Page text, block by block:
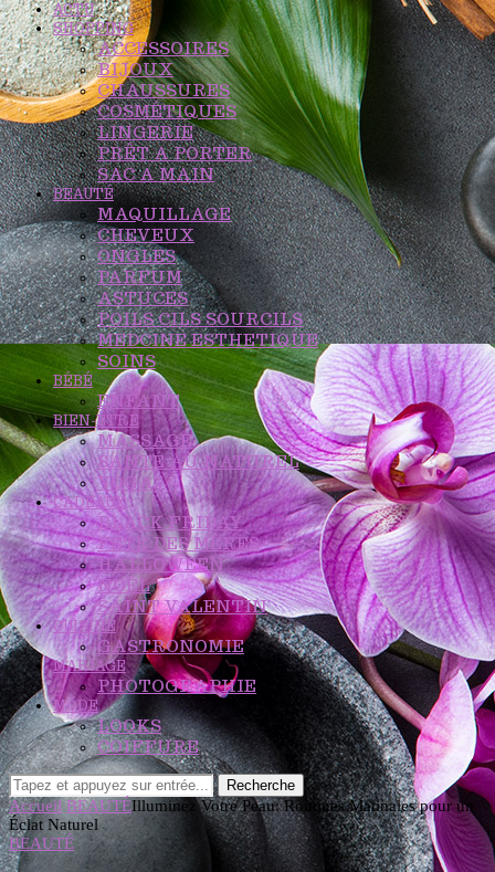
ACTU
SHOPPING
ACCESSOIRES
BIJOUX
CHAUSSURES
COSMÉTIQUES
LINGERIE
PRÊT A PORTER
SAC A MAIN
BEAUTÉ
MAQUILLAGE
CHEVEUX
ONGLES
PARFUM
ASTUCES
POILS CILS SOURCILS
MEDCINE ESTHETIQUE
SOINS
BÉBÉ
ENFANT
BIEN-ÊTRE
MASSAGE
SANTÉ AU NATUREL
YOGA
CADEAUX
BLACK FRIDAY
FÊTE DES MÈRES
HALLOWEEN
NOËL
SAINT VALENTIN
CUISINE
GASTRONOMIE
MARIAGE
PHOTOGRAPHIE
MODE
LOOKS
COIFFURE
Recherche
Accueil BEAUTÉIlluminez Votre Peau: Routines Matinales pour un
Éclat Naturel
BEAUTÉ